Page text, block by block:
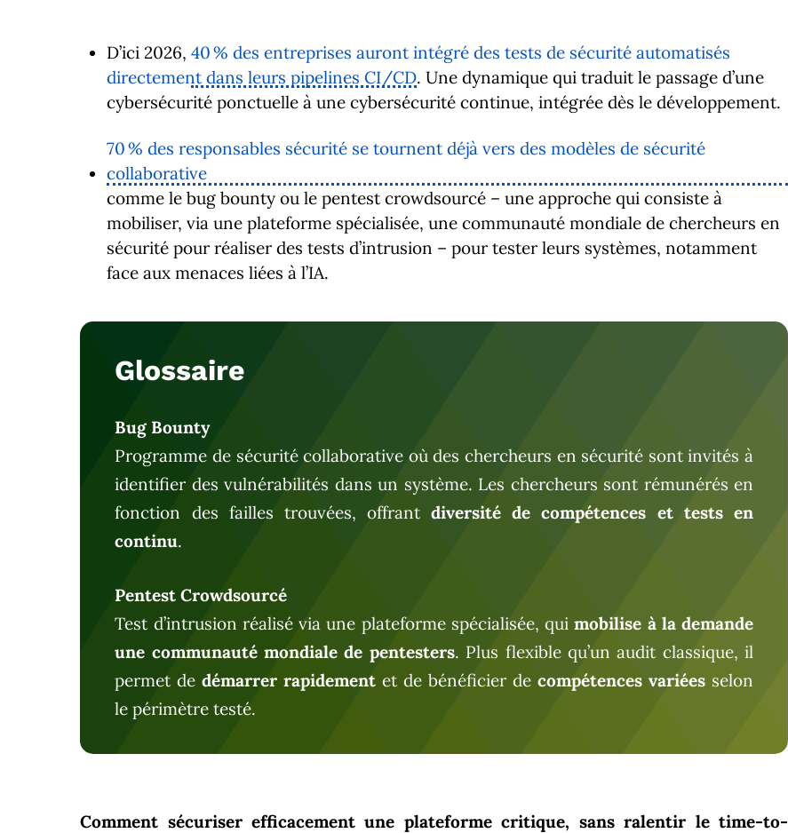
D’ici 2026,40 % des entreprises auront intégré des tests de sécurité automatisés
directement dans leurs pipelines CI/CD. Une dynamique qui traduit le passage d’une
cybersécurité ponctuelle à une cybersécurité continue, intégrée dès le développement.
70 % des responsables sécurité se tournent déjà vers des modèles de sécurité
collaborative
comme le bug bounty ou le pentest crowdsourcé – une approche qui consiste à
mobiliser, via une plateforme spécialisée, une communauté mondiale de chercheurs en
sécurité pour réaliser des tests d’intrusion – pour tester leurs systèmes, notamment
face aux menaces liées à l’IA.
Glossaire
Bug Bounty
Programme de sécurité collaborative où des chercheurs en sécurité sont invités à
identifier des vulnérabilités dans un système. Les chercheurs sont rémunérés en
fonction des failles trouvées, offrantdiversité de compétences et tests en
continu.
Pentest Crowdsourcé
Test d’intrusion réalisé via une plateforme spécialisée, quimobilise à la demande
une communauté mondiale de pentesters. Plus flexible qu’un audit classique, il
permet dedémarrer rapidement et de bénéficier decompétences variées selon
le périmètre testé.
Comment sécuriser efficacement une plateforme critique, sans ralentir le time-to-